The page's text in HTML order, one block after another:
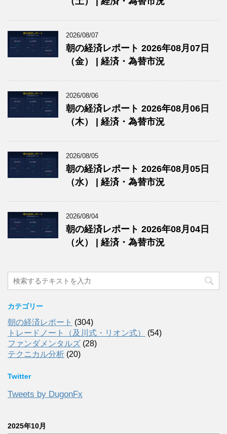
2026/08/07
朝の経済レポート 2026年08月07日
（金） | 経済・為替市況
2026/08/06
朝の経済レポート 2026年08月06日
（木） | 経済・為替市況
2026/08/05
朝の経済レポート 2026年08月05日
（水） | 経済・為替市況
2026/08/04
朝の経済レポート 2026年08月04日
（火） | 経済・為替市況
カテゴリー
朝の経済レポート (304)
トレードノート（及川式・リオン式）
(54)
ファンダメンタルズ (28)
テクニカル分析 (20)
Twitter
Tweets by DugonFx
2025年10月